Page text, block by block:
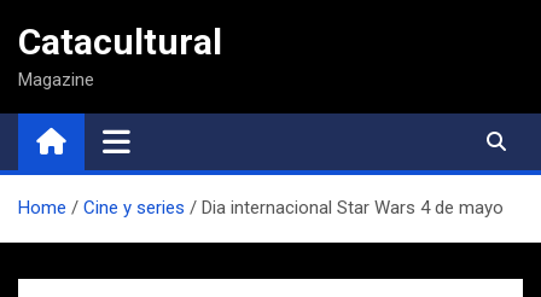
contenido
Catacultural
Magazine
Home Cine y series Dia internacional Star Wars 4 de mayo